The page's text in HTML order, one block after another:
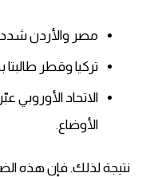
مصر والأردن
تركيا وقطر طالبتا
الاتحاد
الأوضاع.
نتيجة لذلك. فإن هذه